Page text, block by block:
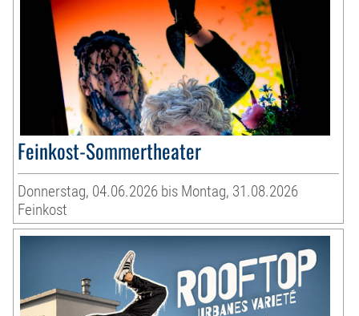
Feinkost-Sommertheater
Donnerstag, 04.06.2026 bis Montag, 31.08.2026
Feinkost